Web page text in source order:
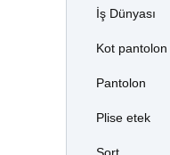
İş Dünyası
Kot pantolon
Pantolon
Plise etek